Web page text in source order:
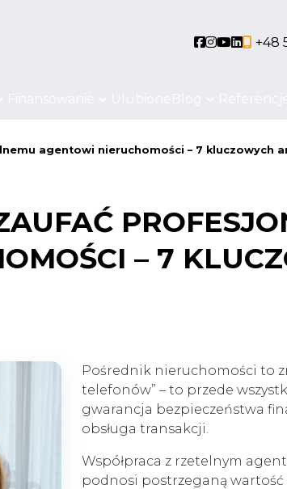
Social link
Social link
Social
Social
+48
agentowi nieruchomości – 7 kluczowych
– 7
Pośrednik nieruchomości to
telefonów” – to przede
gwarancja bezpieczeństwa
obsługa transakcji.
Współpraca z rzetelnym
podnosi postrzeganą